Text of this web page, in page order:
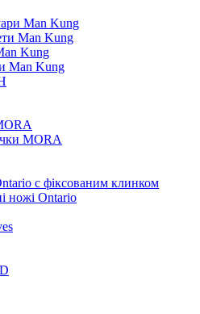
Man Kung
Man Kung
Kung
Man Kung
MORA
c фіксованим клинком
ножі Ontario